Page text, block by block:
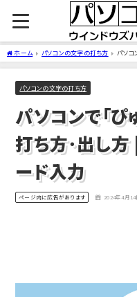
ホーム パソコンの文字の打ち方
パソコ
ード入力
パソコンの文字の打ち方
パソコンで「ぴ
打ち方･出し
ード入力
ページ内に広告があります 2024年4月14